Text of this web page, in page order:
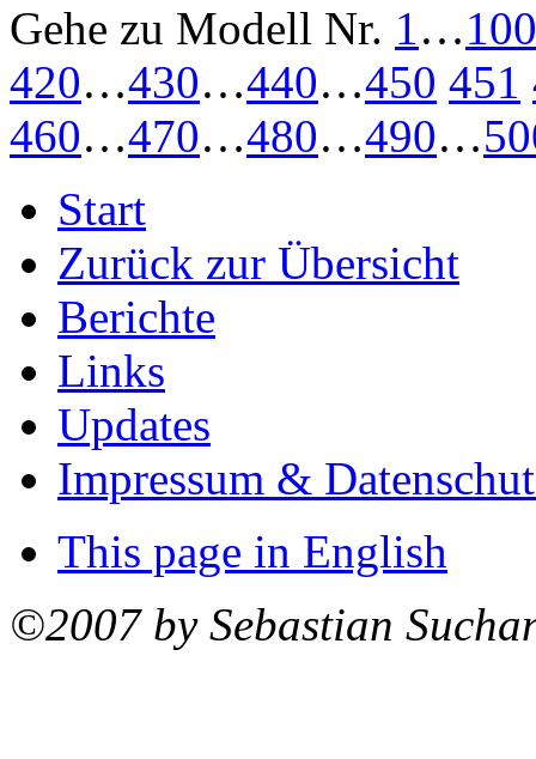
Gehe zu Modell Nr. 1…100
420…430…440…450 451
460…470…480…490…
Start
Zurück zur Übersicht
Berichte
Links
Updates
Impressum &
This page in English
©2007 by Sebastian